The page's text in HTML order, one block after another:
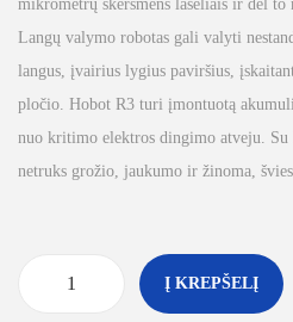
mikrometrų skersmens lašeliais ir dėl to
Langų valymo robotas gali valyti
langus, įvairius lygius paviršius,
pločio. Hobot R3 turi įmontuotą
nuo kritimo elektros dingimo atveju. Su
netruks grožio, jaukumo ir žinoma,
Į KREPŠELĮ